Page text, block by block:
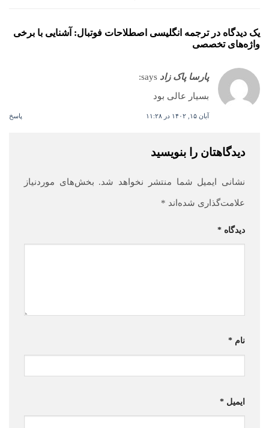
یک دیدگاه درترجمه انگلیسی اصطلاحات فوتبال: آشنایی با برخی
واژه‌های تخصصی
پارسا پاک زاد says:
بسیار عالی بود
آبان ۱۵, ۱۴۰۲ در ۱۱:۲۸ پاسخ
دیدگاهتان را بنویسید
نشانی ایمیل شما منتشر نخواهد شد. بخش‌های موردنیاز
علامت‌گذاری شده‌اند *
دیدگاه *
نام *
ایمیل *